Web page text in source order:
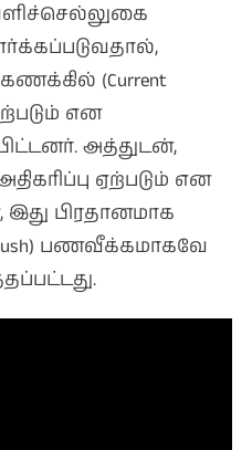
(Current
என
அத்துடன்,
ஏற்படும் என
இது பிரதானமாக
பணவீக்கமாகவே